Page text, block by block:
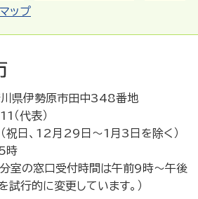
ップ
伊勢原市田中348番地
代表）
祝日、12月29日～1月3日を除く）
時
分室の窓口受付時間は午前9時～午後
行的に変更しています。）